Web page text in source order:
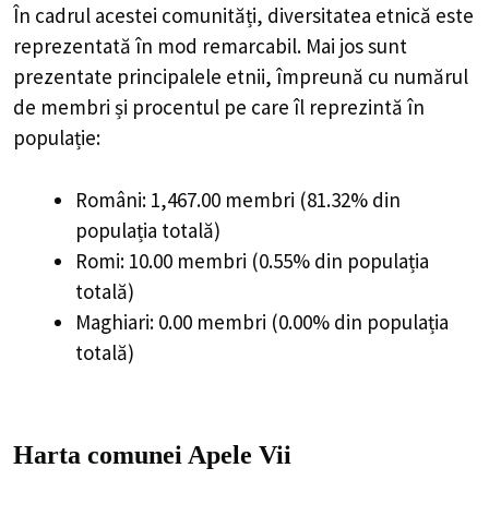
În cadrul acestei comunități, diversitatea etnică este
reprezentată în mod remarcabil. Mai jos sunt
prezentate principalele etnii, împreună cu numărul
de membri și procentul pe care îl reprezintă în
populație:
Români: 1,467.00 membri (81.32% din
populația totală)
Romi: 10.00 membri (0.55% din populația
totală)
Maghiari: 0.00 membri (0.00% din populația
totală)
Harta comunei Apele Vii